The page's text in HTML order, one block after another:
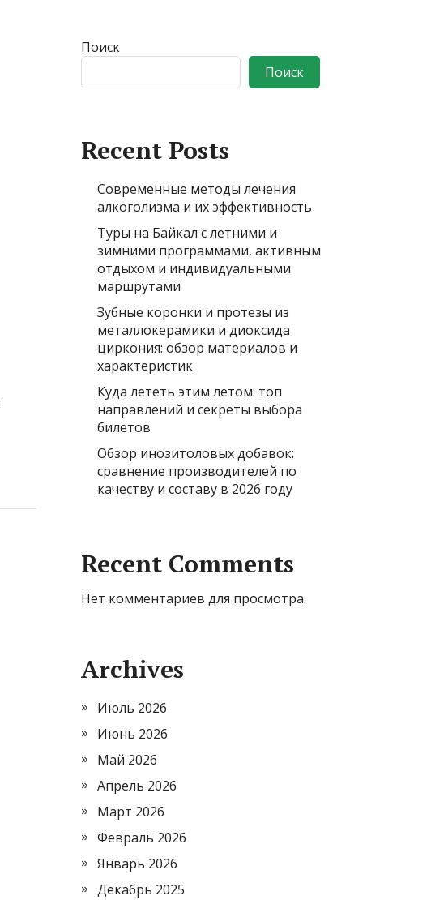
Поиск
Поиск
Recent Posts
Современные методы лечения
алкоголизма и их эффективность
Туры на Байкал с летними и
зимними программами, активным
отдыхом и индивидуальными
маршрутами
Зубные коронки и протезы из
металлокерамики и диоксида
циркония: обзор материалов и
характеристик
Куда лететь этим летом: топ
направлений и секреты выбора
билетов
Обзор инозитоловых добавок:
сравнение производителей по
качеству и составу в 2026 году
Recent Comments
Нет комментариев для просмотра.
Archives
Июль 2026
Июнь 2026
Май 2026
Апрель 2026
Март 2026
Февраль 2026
Январь 2026
Декабрь 2025